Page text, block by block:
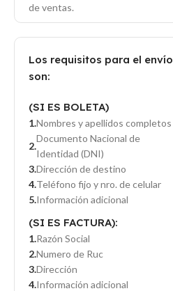
de ventas.
Los requisitos para el envío
son:
(SI ES BOLETA)
Nombres y apellidos completos
Documento Nacional de
Identidad (DNI)
Dirección de destino
Teléfono fijo y nro. de celular
Información adicional
(SI ES FACTURA):
Razón Social
Numero de Ruc
Dirección
Información adicional